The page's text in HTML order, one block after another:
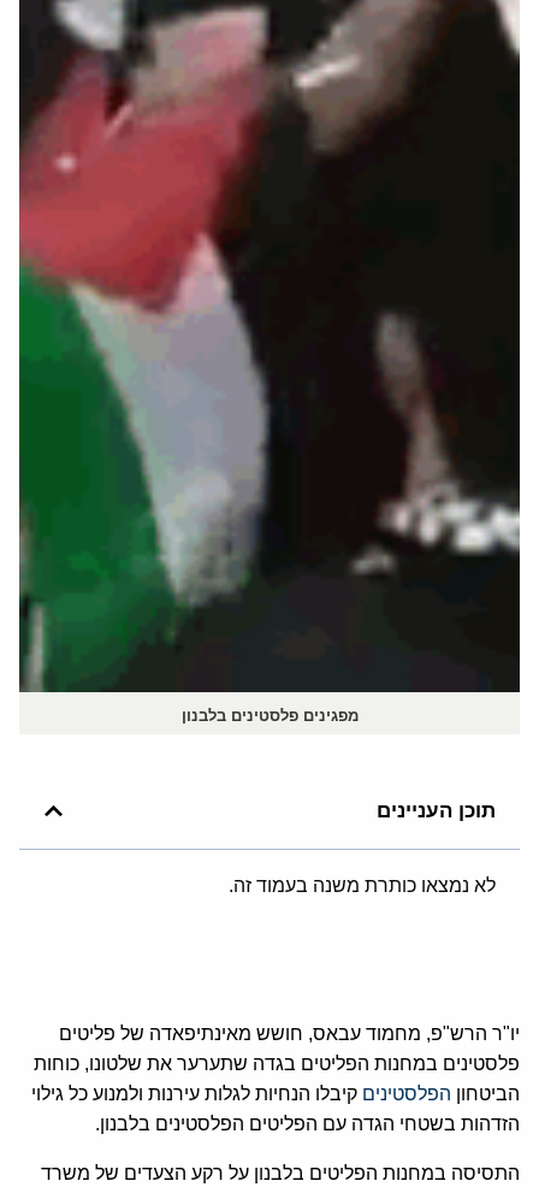
מפגינים פלסטינים בלבנון
תוכן העניינים
לא נמצאו כותרת משנה בעמוד זה.
יו"ר הרש"פ, מחמוד עבאס, חושש מאינתיפאדה של פליטים
פלסטינים במחנות הפליטים בגדה שתערער את שלטונו, כוחות
הביטחון הפלסטינים קיבלו הנחיות לגלות עירנות ולמנוע כל גילוי
הזדהות בשטחי הגדה עם הפליטים הפלסטינים בלבנון.
התסיסה במחנות הפליטים בלבנון על רקע הצעדים של משרד